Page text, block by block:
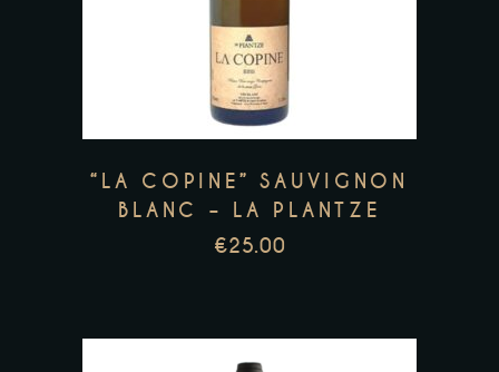
“LA COPINE” SAUVIGNON
BLANC – LA PLANTZE
€25.00